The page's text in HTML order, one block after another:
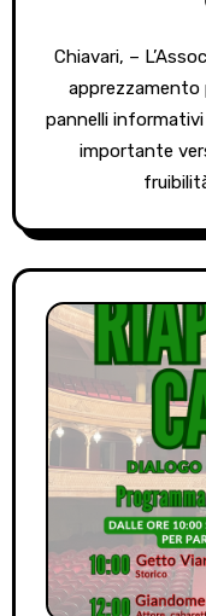
Chiavari, – L’Associazione Impegno Comune esprime
apprezzamento
pannelli
importante